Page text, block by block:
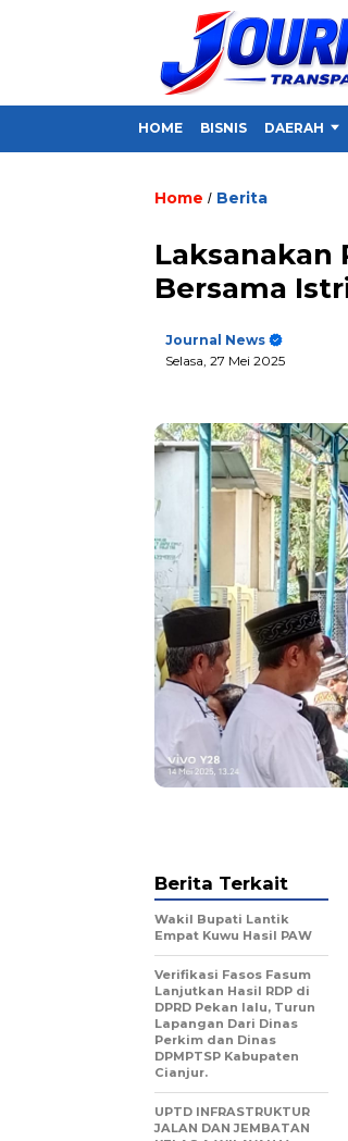
HOME BISNIS DAERAH
Home / Berita
Laksanakan
Bersama
Journal News
Selasa, 27 Mei 2025
Berita Terkait
Wakil Bupati Lantik
Empat Kuwu Hasil PAW
Verifikasi Fasos Fasum
Lanjutkan Hasil RDP di
DPRD Pekan lalu, Turun
Lapangan Dari Dinas
Perkim dan Dinas
DPMPTSP Kabupaten
Cianjur.
UPTD INFRASTRUKTUR
JALAN DAN JEMBATAN